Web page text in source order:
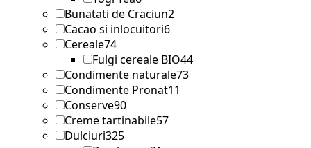
Bunatati de Craciun2
Cacao si inlocuitori6
Cereale74
Fulgi cereale BIO44
Condimente naturale73
Condimente Pronat11
Conserve90
Creme tartinabile57
Dulciuri325